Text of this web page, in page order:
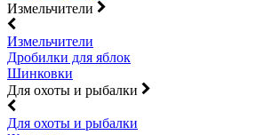
Измельчители
Измельчители
Дробилки для яблок
Шинковки
Для охоты и рыбалки
Для охоты и рыбалки